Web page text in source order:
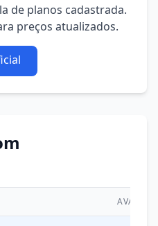
de planos cadastrada.
preços atualizados.